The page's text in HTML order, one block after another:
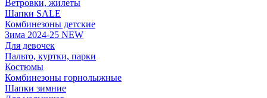
Ветровки, жилеты
Шапки SALE
Комбинезоны детские
Зима 2024-25 NEW
Для девочек
Пальто, куртки, парки
Костюмы
Комбинезоны горнолыжные
Шапки зимние